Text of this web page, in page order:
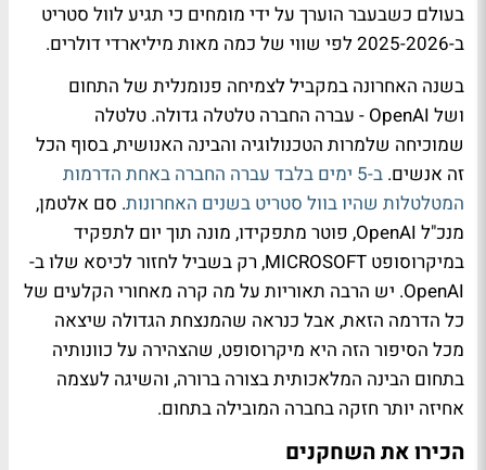
בעולם כשבעבר הוערך על ידי מומחים כי תגיע לוול סטריט
ב-2025-2026 לפי שווי של כמה מאות מיליארדי דולרים.
בשנה האחרונה במקביל לצמיחה פנומנלית של התחום
ושל OpenAI - עברה החברה טלטלה גדולה. טלטלה
שמוכיחה שלמרות הטכנולוגיה והבינה האנושית, בסוף הכל
זה אנשים.
ב-5 ימים בלבד עברה החברה באחת הדרמות
המטלטלות שהיו בוול סטריט בשנים האחרונות. סם אלטמן,
מנכ"ל OpenAI, פוטר מתפקידו, מונה תוך יום לתפקיד
במיקרוסופט MICROSOFT, רק בשביל לחזור לכיסא שלו ב-
OpenAI. יש הרבה תאוריות על מה קרה מאחורי הקלעים של
כל הדרמה הזאת, אבל כנראה שהמנצחת הגדולה שיצאה
מכל הסיפור הזה היא מיקרוסופט, שהצהירה על כוונותיה
בתחום הבינה המלאכותית בצורה ברורה, והשיגה לעצמה
אחיזה יותר חזקה בחברה המובילה בתחום.
הכירו את השחקנים